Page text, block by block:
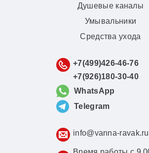
Душевые каналы
Умывальники
Средства ухода
+7(499)426-46-76
+7(926)180-30-40
WhatsApp
Telegram
info@vanna-ravak.ru